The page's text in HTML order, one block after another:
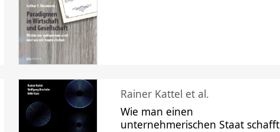
Rainer Kattel et al.
Wie man einen
unternehmerischen Staat schafft